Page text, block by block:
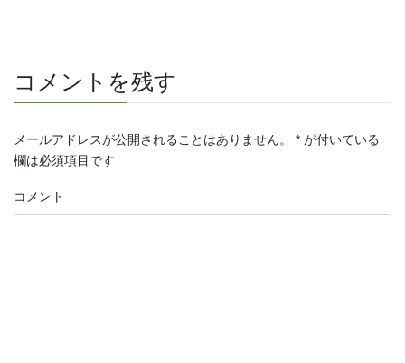
コメントを残す
メールアドレスが公開されることはありません。 * が付いている
欄は必須項目です
コメント